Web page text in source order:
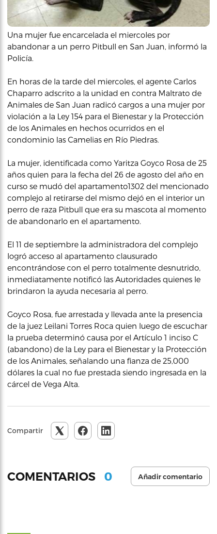
Una mujer fue encarcelada el miercoles por
abandonar a un perro Pitbull en San Juan, informó la
Policía.
En horas de la tarde del miercoles, el agente Carlos
Chaparro adscrito a la unidad en contra Maltrato de
Animales de San Juan radicó cargos a una mujer por
violación a la Ley 154 para el Bienestar y la Protección
de los Animales en hechos ocurridos en el
condominio las Camelias en Río Piedras.
La mujer, identificada como Yaritza Goyco Rosa de 25
años quien para la fecha del 26 de agosto del año en
curso se mudó del apartamento1302 del mencionado
complejo al retirarse del mismo dejó en el interior un
perro de raza Pitbull que era su mascota al momento
de abandonarlo en el apartamento.
El 11 de septiembre la administradora del complejo
logró acceso al apartamento clausurado
encontrándose con el perro totalmente desnutrido,
inmediatamente notificó las Autoridades quienes le
brindaron la ayuda necesaria al perro.
Goyco Rosa, fue arrestada y llevada ante la presencia
de la juez Leilani Torres Roca quien luego de escuchar
la prueba determinó causa por el Artículo 1 inciso C
(abandono) de la Ley para el Bienestar y la Protección
de los Animales, señalando una fianza de 25,000
dólares la cual no fue prestada siendo ingresada en la
cárcel de Vega Alta.
Compartir
COMENTARIOS 0 Añadir comentario